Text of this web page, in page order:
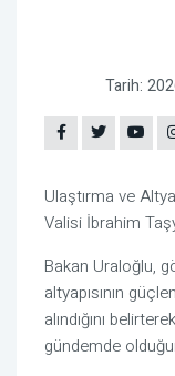
Tarih:
Ulaştırma ve
Valisi İbrahim
Bakan Uraloğlu,
altyapısının
alındığını
gündemde